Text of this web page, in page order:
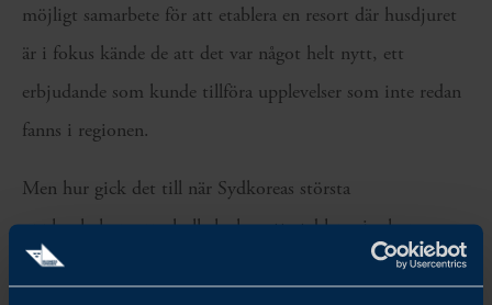
möjligt samarbete för att etablera en resort där husdjuret
är i fokus kände de att det var något helt nytt, ett
erbjudande som kunde tillföra upplevelser som inte redan
fanns i regionen.
Men hur gick det till när Sydkoreas största
upplevelsekoncern skulle lockas att etablera sig, hur
förberedde man sig och hur såg processen ut?